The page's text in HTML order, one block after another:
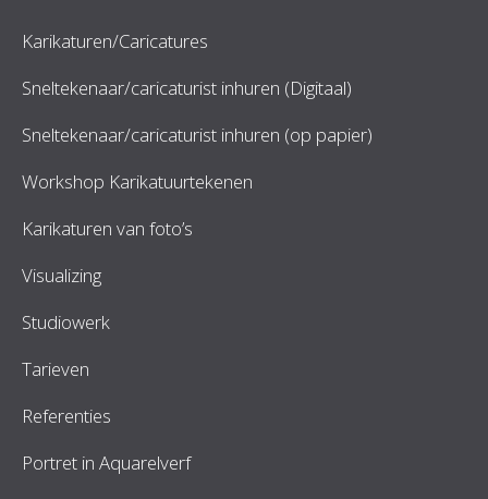
Karikaturen/Caricatures
Sneltekenaar/caricaturist inhuren (Digitaal)
Sneltekenaar/caricaturist inhuren (op papier)
Workshop Karikatuurtekenen
Karikaturen van foto’s
Visualizing
Studiowerk
Tarieven
Referenties
Portret in Aquarelverf